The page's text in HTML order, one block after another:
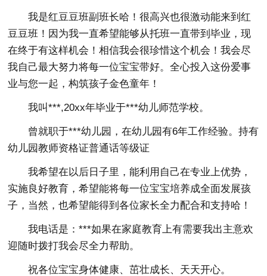
我是红豆豆班副班长哈！很高兴也很激动能来到红
豆豆班！因为我一直希望能够从托班一直带到毕业，现
在终于有这样机会！相信我会很珍惜这个机会！我会尽
我自己最大努力将每一位宝宝带好。全心投入这份爱事
业与您一起，构筑孩子金色童年！
我叫***,20xx年毕业于***幼儿师范学校。
曾就职于***幼儿园，在幼儿园有6年工作经验。持有
幼儿园教师资格证普通话等级证
我希望在以后日子里，能利用自己在专业上优势，
实施良好教育，希望能将每一位宝宝培养成全面发展孩
子，当然，也希望能得到各位家长全力配合和支持哈！
我电话是：***如果在家庭教育上有需要我出主意欢
迎随时拨打我会尽全力帮助。
祝各位宝宝身体健康、茁壮成长、天天开心。